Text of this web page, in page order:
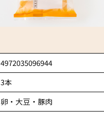
4972035096944
3本
卵・大豆・豚肉